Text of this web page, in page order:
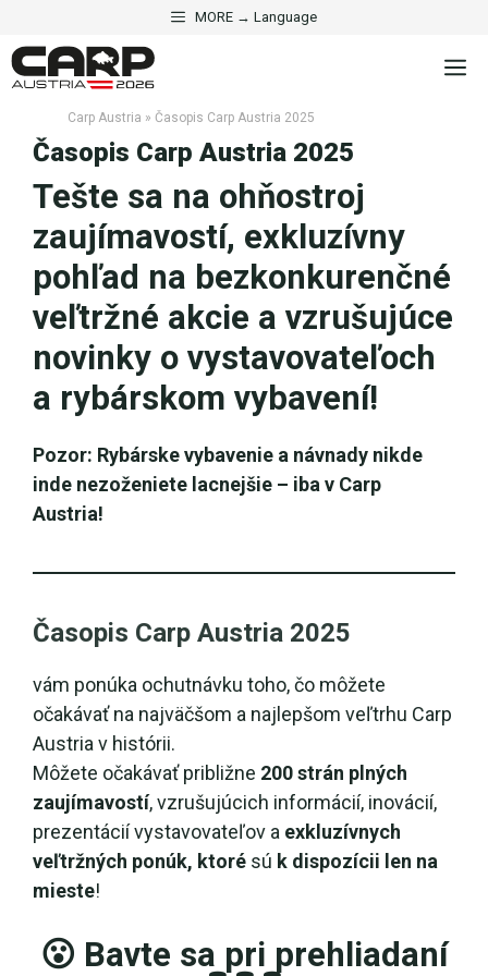
na
obsah
MORE → Language
Carp Austria » Časopis Carp Austria 2025
Časopis Carp Austria 2025
Tešte sa na ohňostroj
zaujímavostí, exkluzívny
pohľad na bezkonkurenčné
veľtržné akcie a vzrušujúce
novinky o vystavovateľoch
a rybárskom vybavení!
Pozor: Rybárske vybavenie a návnady nikde
inde nezoženiete lacnejšie – iba v Carp
Austria!
Časopis Carp Austria 2025
vám ponúka ochutnávku toho, čo môžete
očakávať na najväčšom a najlepšom veľtrhu Carp
Austria v histórii.
Môžete očakávať približne 200 strán plných
zaujímavostí, vzrušujúcich informácií, inovácií,
prezentácií vystavovateľov a exkluzívnych
veľtržných ponúk, ktoré sú k dispozícii len na
mieste!
😮 Bavte sa pri prehliadaní